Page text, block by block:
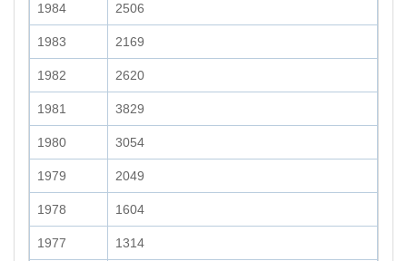
1984 2506
1983 2169
1982 2620
1981 3829
1980 3054
1979 2049
1978 1604
1977 1314